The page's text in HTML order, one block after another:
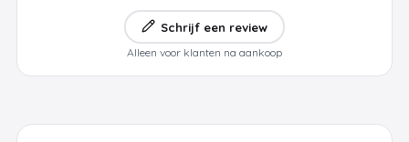
Schrijf een review
Alleen voor klanten na aankoop